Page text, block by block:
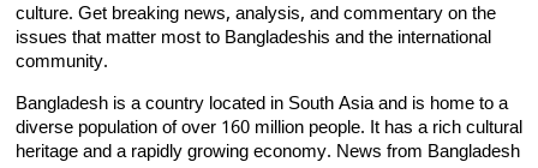
culture. Get breaking news, analysis, and commentary on the
issues that matter most to Bangladeshis and the international
community.
Bangladesh is a country located in South Asia and is home to a
diverse population of over 160 million people. It has a rich cultural
heritage and a rapidly growing economy. News from Bangladesh